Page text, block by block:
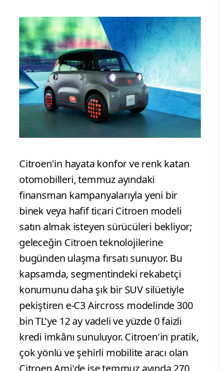
Citroen'in hayata konfor ve renk katan
otomobilleri, temmuz ayındaki
finansman kampanyalarıyla yeni bir
binek veya hafif ticari Citroen modeli
satın almak isteyen sürücüleri bekliyor;
geleceğin Citroen teknolojilerine
bugünden ulaşma fırsatı sunuyor. Bu
kapsamda, segmentindeki rekabetçi
konumunu daha şık bir SUV silüetiyle
pekiştiren e-C3 Aircross modelinde 300
bin TL'ye 12 ay vadeli ve yüzde 0 faizli
kredi imkânı sunuluyor. Citroen'in pratik,
çok yönlü ve şehirli mobilite aracı olan